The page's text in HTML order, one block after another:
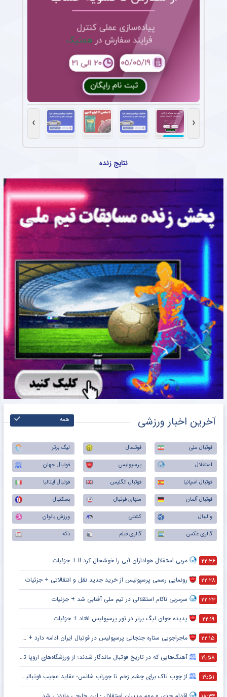
‹
›
نتایج زنده
آخرین اخبار ورزشی همه
فوتبال ملی فوتسال
لیگ برتر
استقلال
پرسپولیس
فوتبال جهان
فوتبال اسپانیا
فوتبال انگلیس
فوتبال ایتالیا
فوتبال آلمان
منهای فوتبال
بسکتبال
والیبال
کشتی
ورزش بانوان
گالری عکس
گالری فیلم دکه
۲۲:۳۶ مربی استقلال هواداران آبی را خوشحال کرد !! + جزئیات
۲۲:۲۸ رونمایی رسمی پرسپولیس از خرید جدید نقل و انتقالاتی + جزئیات
۲۲:۲۳ سرمربی ناکام استقلالی در تیم ملی آفتابی شد + جزئیات
۲۲:۱۹ پدیده جوان لیگ برتر در تور پرسپولیس افتاد + جزئیات
۲۲:۱۵ ماجراجویی ستاره جنجالی پرسپولیس در فوتبال ایران ادامه دارد + جزئیات
۱۹:۵۸ آهنگ‌هایی که در تاریخ فوتبال ماندگار شدند؛ از ورزشگاه‌های اروپا تا جام جهانی
۱۹:۵۱ از چوب تاک برای چشم زخم تا جوراب شانس؛ عقاید عجیب فوتبالیست‌ها!